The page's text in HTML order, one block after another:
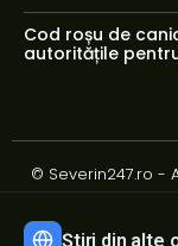
Cod roșu de
autoritățile
© Severin247.ro -
Știri din alte